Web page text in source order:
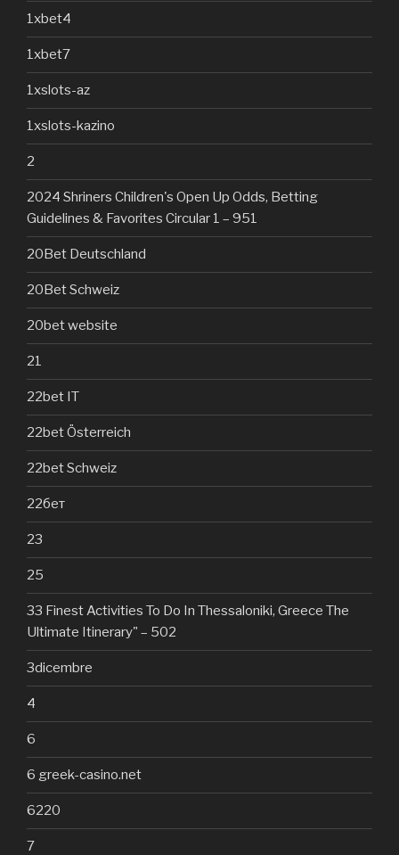
1xbet4
1xbet7
1xslots-az
1xslots-kazino
2
2024 Shriners Children's Open Up Odds, Betting
Guidelines & Favorites Circular 1 – 951
20Bet Deutschland
20Bet Schweiz
20bet website
21
22bet IT
22bet Österreich
22bet Schweiz
22бет
23
25
33 Finest Activities To Do In Thessaloniki, Greece The
Ultimate Itinerary" – 502
3dicembre
4
6
6 greek-casino.net
6220
7